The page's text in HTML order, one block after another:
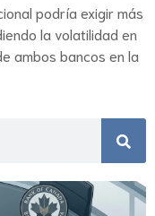
podría exigir más
la volatilidad en
ambos bancos en la